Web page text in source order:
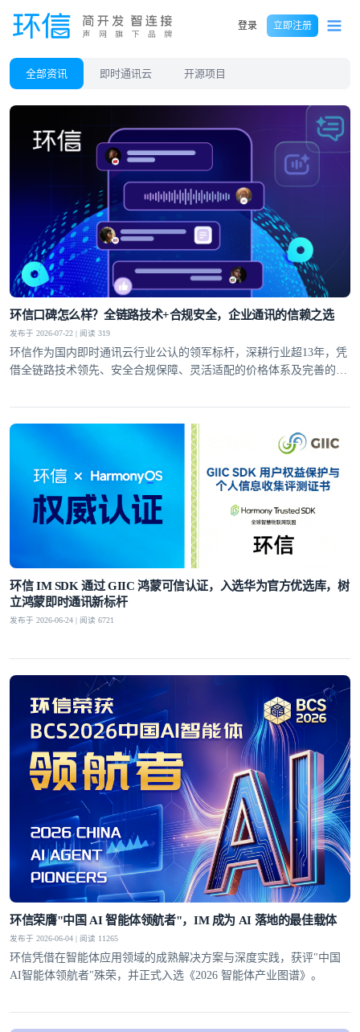
登录 立即注册
全部资讯 即时通讯云 开源项目
环信口碑怎么样？全链路技术+合规安全，企业通讯的信赖之选
发布于 2026-07-22 | 阅读 319
环信作为国内即时通讯云行业公认的领军标杆，深耕行业超13年，凭
借全链路技术领先、安全合规保障、灵活适配的价格体系及完善的全
环信 IM SDK 通过 GIIC 鸿蒙可信认证，入选华为官方优选库，树
立鸿蒙即时通讯新标杆
发布于 2026-06-24 | 阅读 6721
环信荣膺"中国 AI 智能体领航者"，IM 成为 AI 落地的最佳载体
发布于 2026-06-04 | 阅读 11265
环信凭借在智能体应用领域的成熟解决方案与深度实践，获评"中国
AI智能体领航者"殊荣，并正式入选《2026 智能体产业图谱》。